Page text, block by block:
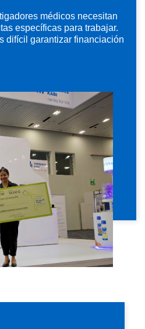
médicos necesitan
específicas para trabajar.
difícil garantizar financiación